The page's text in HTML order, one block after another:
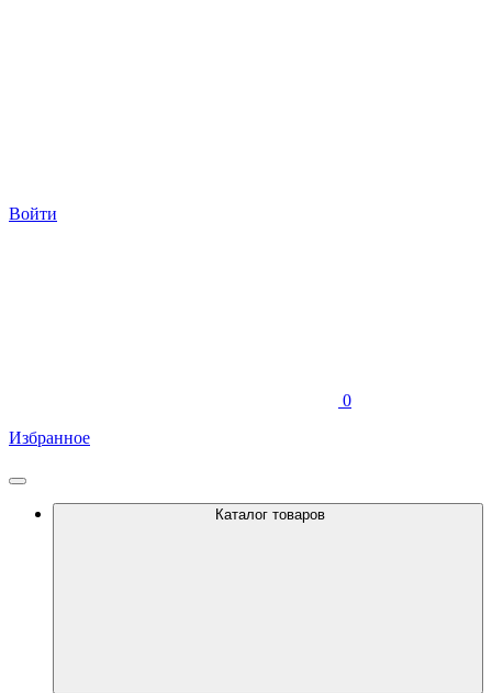
Войти
0
Избранное
Каталог товаров